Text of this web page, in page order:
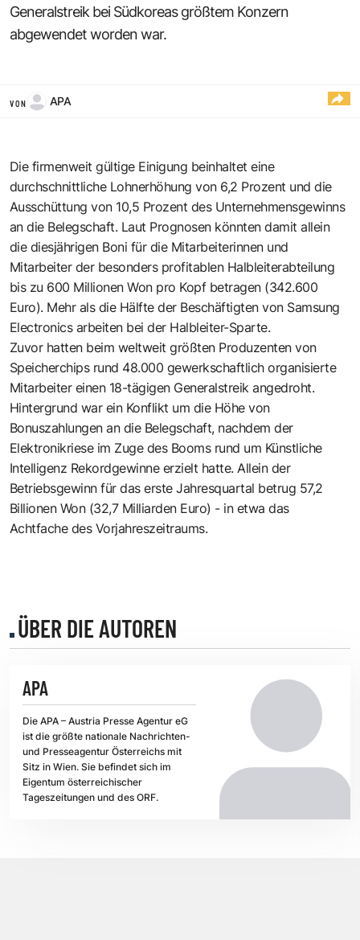
Generalstreik bei Südkoreas größtem Konzern
abgewendet worden war.
VON APA
Die firmenweit gültige Einigung beinhaltet eine
durchschnittliche Lohnerhöhung von 6,2 Prozent und die
Ausschüttung von 10,5 Prozent des Unternehmensgewinns
an die Belegschaft. Laut Prognosen könnten damit allein
die diesjährigen Boni für die Mitarbeiterinnen und
Mitarbeiter der besonders profitablen Halbleiterabteilung
bis zu 600 Millionen Won pro Kopf betragen (342.600
Euro). Mehr als die Hälfte der Beschäftigten von Samsung
Electronics arbeiten bei der Halbleiter-Sparte.
Zuvor hatten beim weltweit größten Produzenten von
Speicherchips rund 48.000 gewerkschaftlich organisierte
Mitarbeiter einen 18-tägigen Generalstreik angedroht.
Hintergrund war ein Konflikt um die Höhe von
Bonuszahlungen an die Belegschaft, nachdem der
Elektronikriese im Zuge des Booms rund um Künstliche
Intelligenz Rekordgewinne erzielt hatte. Allein der
Betriebsgewinn für das erste Jahresquartal betrug 57,2
Billionen Won (32,7 Milliarden Euro) - in etwa das
Achtfache des Vorjahreszeitraums.
ÜBER DIE AUTOREN
APA
Die APA – Austria Presse Agentur eG
ist die größte nationale Nachrichten-
und Presseagentur Österreichs mit
Sitz in Wien. Sie befindet sich im
Eigentum österreichischer
Tageszeitungen und des ORF.